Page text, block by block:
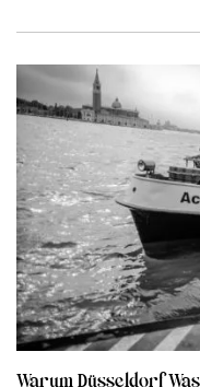
Warum Düsseldorf